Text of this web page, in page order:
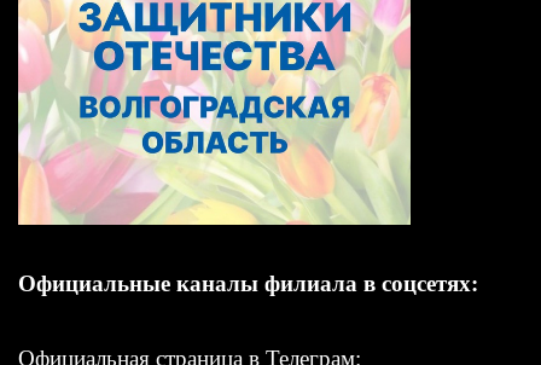
Официальные каналы филиала в соцсетях:
Официальная страница в Телеграм: